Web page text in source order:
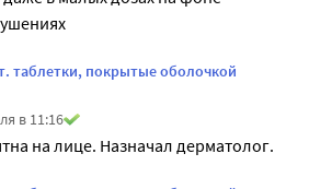
таблетки, покрытые оболочкой
в 11:16
на лице. Назначал дерматолог.